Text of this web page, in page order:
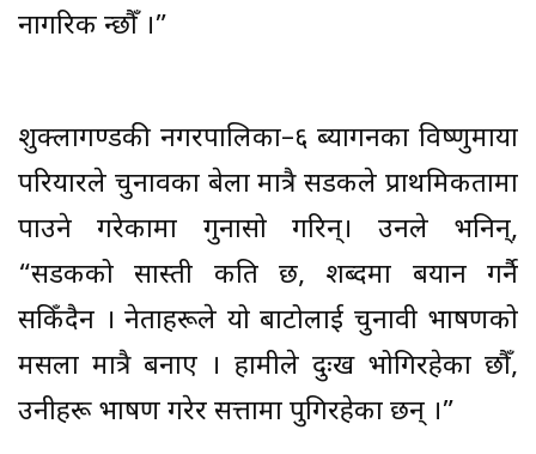
नागरिक हुन्छौँ ।”
शुक्लागण्डकी नगरपालिका–६ ब्यागनका विष्णुमाया
परियारले चुनावका बेला मात्रै सडकले प्राथमिकतामा
पाउने गरेकामा गुनासो गरिन्। उनले भनिन्,
“सडकको सास्ती कति छ, शब्दमा बयान गर्नै
सकिँदैन । नेताहरूले यो बाटोलाई चुनावी भाषणको
मसला मात्रै बनाए । हामीले दुःख भोगिरहेका छौँ,
उनीहरू भाषण गरेर सत्तामा पुगिरहेका छन् ।”